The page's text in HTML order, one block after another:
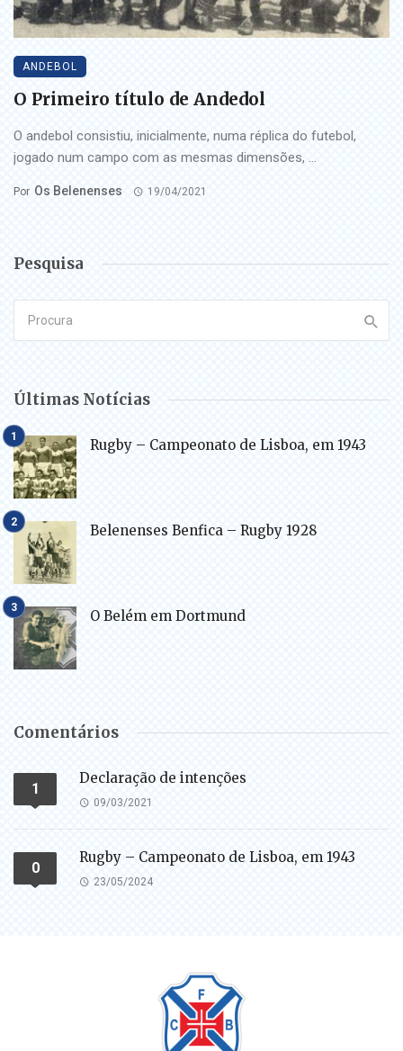
ANDEBOL
O Primeiro título de Andedol
O andebol consistiu, inicialmente, numa réplica do futebol,
jogado num campo com as mesmas dimensões, ...
Por Os Belenenses 19/04/2021
Pesquisa
Últimas Notícias
Rugby – Campeonato de Lisboa, em 1943
Belenenses Benfica – Rugby 1928
O Belém em Dortmund
Comentários
1
Declaração de intenções
09/03/2021
0
Rugby – Campeonato de Lisboa, em 1943
23/05/2024